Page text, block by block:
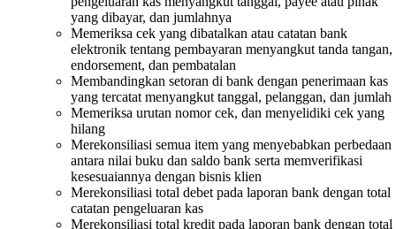
yang dibayar, dan jumlahnya
Memeriksa cek yang dibatalkan atau catatan bank
elektronik tentang pembayaran menyangkut tanda tangan,
endorsement, dan pembatalan
Membandingkan setoran di bank dengan penerimaan kas
yang tercatat menyangkut tanggal, pelanggan, dan jumlah
Memeriksa urutan nomor cek, dan menyelidiki cek yang
hilang
Merekonsiliasi semua item yang menyebabkan perbedaan
antara nilai buku dan saldo bank serta memverifikasi
kesesuaiannya dengan bisnis klien
Merekonsiliasi total debet pada laporan bank dengan total
catatan pengeluaran kas
Merekonsiliasi total kredit pada laporan bank dengan total